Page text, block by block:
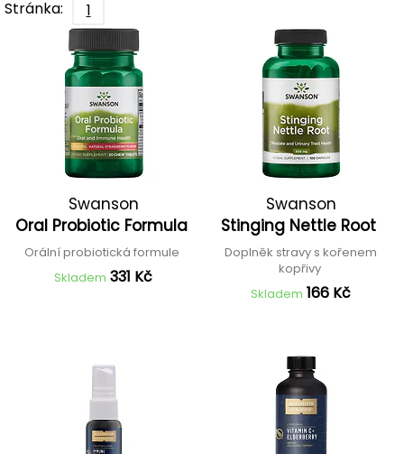
Stránka:
1
Swanson
Oral Probiotic Formula
Orální probiotická formule
Skladem 331 Kč
Swanson
Stinging Nettle Root
Doplněk stravy s kořenem
kopřivy
Skladem 166 Kč